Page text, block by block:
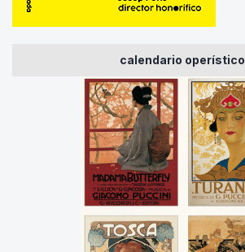
calendario operístico